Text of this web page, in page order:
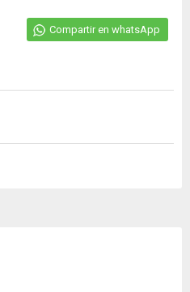
Compartir en whatsApp